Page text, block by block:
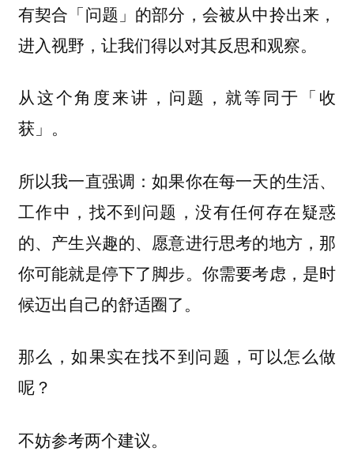
有契合「问题」的部分，会被从中拎出来，
进入视野，让我们得以对其反思和观察。
从这个角度来讲，问题，就等同于「收
获」。
所以我一直强调：如果你在每一天的生活、
工作中，找不到问题，没有任何存在疑惑
的、产生兴趣的、愿意进行思考的地方，那
你可能就是停下了脚步。你需要考虑，是时
候迈出自己的舒适圈了。
那么，如果实在找不到问题，可以怎么做
呢？
不妨参考两个建议。